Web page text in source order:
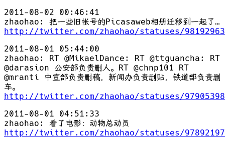
2011-08-02 00:46:41
zhaohao: 把一些旧帐号的Picasaweb相册迁移到一起了…
http://twitter.com/zhaohao/statuses/
2011-08-01 05:44:00
zhaohao: RT @MikaelDance: RT @ttguancha: RT
@darasion 公安部负责删人。RT @chnp101 RT
@mranti 中宣部负责删稿，新闻办负责删贴，铁道部负责删
车。
http://twitter.com/zhaohao/statuses/
2011-08-01 04:51:33
zhaohao: 看了电影：动物总动员
http://twitter.com/zhaohao/statuses/